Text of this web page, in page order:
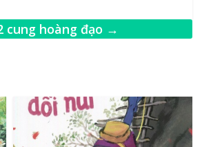
cung hoàng đạo →